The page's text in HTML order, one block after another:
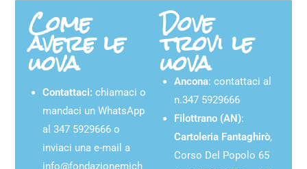
Come
avere le
uova
Contattaci:chiamaci o
mandaci un WhatsApp
al 347 5929666 o
inviaci una e-mail a
Dove
trovi le
uova
Ancona: contattaci al
n.347 5929666
Filottrano (AN):
Cartoleria Fantaghirò,
Corso Del Popolo 65